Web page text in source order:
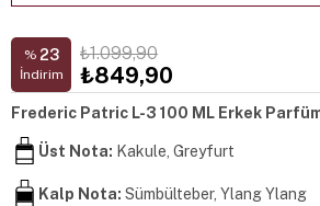
% 23
İndirim
₺1.099,90
₺849,90
Frederic Patric L-3 100 ML Erkek
Üst Nota: Kakule, Greyfurt
Kalp Nota: Sümbülteber, Ylang Ylang